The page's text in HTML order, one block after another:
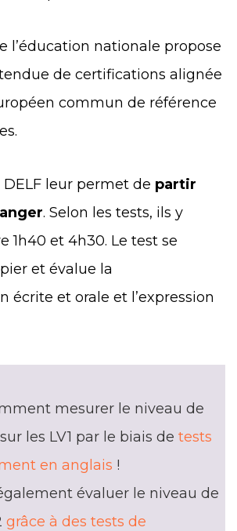
l’éducation nationale propose
de certifications alignée
commun de référence
DELF leur permet de partir
. Selon les tests, ils y
1h40 et 4h30. Le test se
et évalue la
écrite et orale et l’expression
mesurer le niveau de
sur les LV1 par le biais de tests
en anglais !
évaluer le niveau de
grâce à des tests de